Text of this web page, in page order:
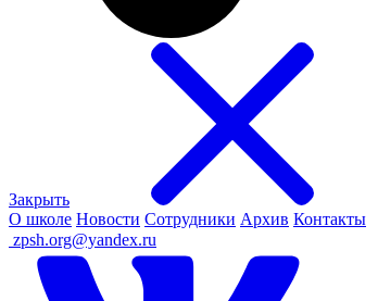
Закрыть
О школе Новости Сотрудники Архив Контакты
zpsh.org@yandex.ru